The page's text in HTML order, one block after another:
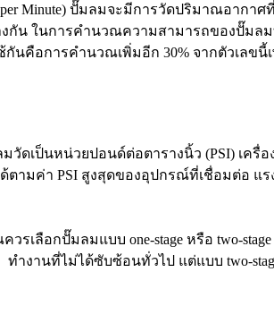
per Minute) ปั๊มลมจะมีการวัดปริมาณอาก
กัน ในการคำนวณความสามารถของปั๊มล
กันคือการคำนวณเพิ่มอีก 30% จากตัวเลข
วัดเป็นหน่วยปอนด์ต่อตารางนิ้ว (PSI) เค
ตามค่า PSI สูงสุดของอุปกรณ์ที่เชื่อมต่อ แ
เลือกปั๊มลมแบบ one-stage หรือ two-
ทำงานที่ไม่ได้ซับซ้อนทั่วไป แต่แบบ two-